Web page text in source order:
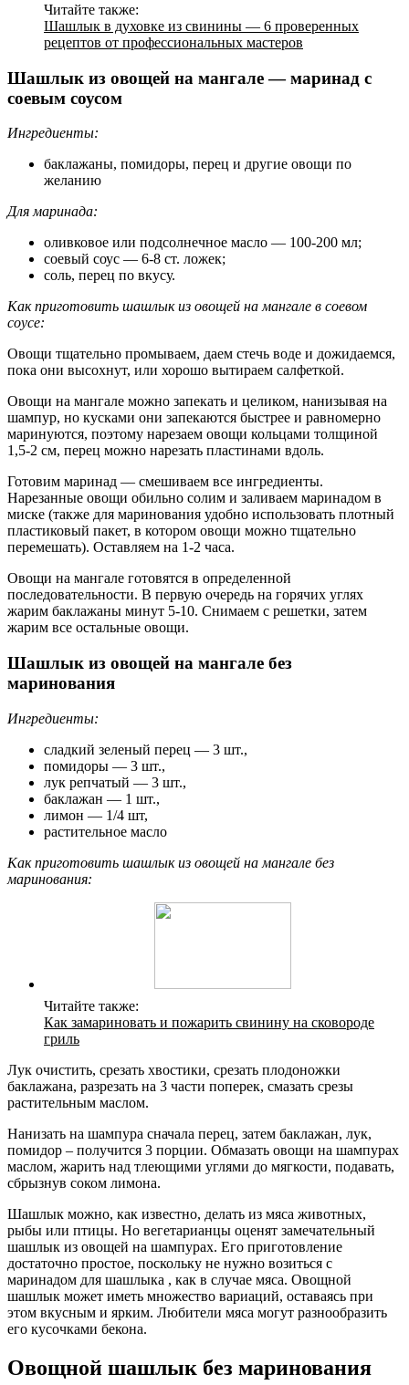
Читайте также:
Шашлык в духовке из свинины — 6 проверенных
рецептов от профессиональных мастеров
Шашлык из овощей на мангале — маринад с
соевым соусом
Ингредиенты:
баклажаны, помидоры, перец и другие овощи по
желанию
Для маринада:
оливковое или подсолнечное масло — 100-200 мл;
соевый соус — 6-8 ст. ложек;
соль, перец по вкусу.
Как приготовить шашлык из овощей на мангале в соевом
соусе:
Овощи тщательно промываем, даем стечь воде и дожидаемся,
пока они высохнут, или хорошо вытираем салфеткой.
Овощи на мангале можно запекать и целиком, нанизывая на
шампур, но кусками они запекаются быстрее и равномерно
маринуются, поэтому нарезаем овощи кольцами толщиной
1,5-2 см, перец можно нарезать пластинами вдоль.
Готовим маринад — смешиваем все ингредиенты.
Нарезанные овощи обильно солим и заливаем маринадом в
миске (также для маринования удобно использовать плотный
пластиковый пакет, в котором овощи можно тщательно
перемешать). Оставляем на 1-2 часа.
Овощи на мангале готовятся в определенной
последовательности. В первую очередь на горячих углях
жарим баклажаны минут 5-10. Снимаем с решетки, затем
жарим все остальные овощи.
Шашлык из овощей на мангале без
маринования
Ингредиенты:
сладкий зеленый перец — 3 шт.,
помидоры — 3 шт.,
лук репчатый — 3 шт.,
баклажан — 1 шт.,
лимон — 1/4 шт,
растительное масло
Как приготовить шашлык из овощей на мангале без
маринования:
Читайте также:
Как замариновать и пожарить свинину на сковороде
гриль
Лук очистить, срезать хвостики, срезать плодоножки
баклажана, разрезать на 3 части поперек, смазать срезы
растительным маслом.
Нанизать на шампура сначала перец, затем баклажан, лук,
помидор – получится 3 порции. Обмазать овощи на шампурах
маслом, жарить над тлеющими углями до мягкости, подавать,
сбрызнув соком лимона.
Шашлык можно, как известно, делать из мяса животных,
рыбы или птицы. Но вегетарианцы оценят замечательный
шашлык из овощей на шампурах. Его приготовление
достаточно простое, поскольку не нужно возиться с
маринадом для шашлыка , как в случае мяса. Овощной
шашлык может иметь множество вариаций, оставаясь при
этом вкусным и ярким. Любители мяса могут разнообразить
его кусочками бекона.
Овощной шашлык без маринования